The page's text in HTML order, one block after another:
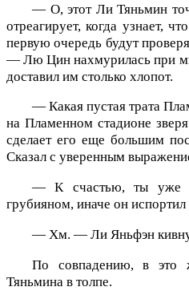
— О, этот Ли Тяньмин
отреагирует, когда узнает,
первую очередь будут
— Лю Цин нахмурилась при
доставил им столько хлопот.
— Какая пустая трата
на Пламенном стадионе
сделает его еще большим
Сказал с уверенным
— К счастью, ты уже
грубияном, иначе он
— Хм. — Ли Яньфэн
По совпадению, в это
Тяньмина в толпе.